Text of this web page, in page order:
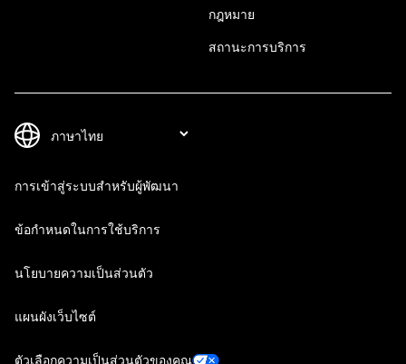
กฎหมาย
สถานะการบริการ
การเข้าสู่ระบบสำหรับผู้พัฒนา
ข้อกำหนดในการใช้บริการ
นโยบายความเป็นส่วนตัว
แผนผังเว็บไซต์
ตัวเลือกความเป็นส่วนตัวของคุณ